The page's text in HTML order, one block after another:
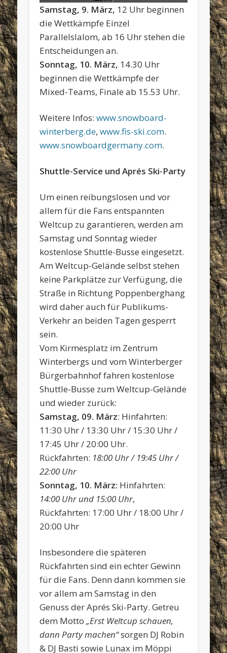
Winterberg GER –
PSL – PINK
Matthaeus AUT ©
Miha Matavz/FIS
Winterberg GER –
PSL – BORMOLINI
Maurizio ITA © Miha
Samstag, 9. März, 12 Uhr beginnen
die Wettkämpfe Einzel
Parallelslalom, ab 16 Uhr stehen die
Entscheidungen an.
Sonntag, 10. März, 14.30 Uhr
beginnen die Wettkämpfe der
Mixed-Teams, Finale ab 15.53 Uhr.
Weitere Infos:www.snowboard-
winterberg.de,www.fis-ski.com.
www.snowboardgermany.com.
Shuttle-Service und Aprés Ski-Party
Um einen reibungslosen und vor
allem für die Fans entspannten
Weltcup zu garantieren, werden am
Samstag und Sonntag wieder
kostenlose Shuttle-Busse eingesetzt.
Am Weltcup-Gelände selbst stehen
keine Parkplätze zur Verfügung, die
Straße in Richtung Poppenberghang
wird daher auch für Publikums-
Verkehr an beiden Tagen gesperrt
sein.
Vom Kirmesplatz im Zentrum
Winterbergs und vom Winterberger
Bürgerbahnhof fahren kostenlose
Shuttle-Busse zum Weltcup-Gelände
und wieder zurück:
Samstag, 09. März: Hinfahrten:
11:30 Uhr / 13:30 Uhr / 15:30 Uhr /
17:45 Uhr / 20:00 Uhr.
Rückfahrten: 18:00 Uhr / 19:45 Uhr /
22:00 Uhr
Sonntag, 10. März: Hinfahrten:
14:00 Uhr und 15:00 Uhr,
Rückfahrten: 17:00 Uhr / 18:00 Uhr /
20:00 Uhr
Insbesondere die späteren
Rückfahrten sind ein echter Gewinn
für die Fans. Denn dann kommen sie
vor allem am Samstag in den
Genuss der Aprés Ski-Party. Getreu
dem Motto„Erst Weltcup schauen,
dann Party machen“sorgen DJ Robin
& DJ Basti sowie Lunax im Möppi